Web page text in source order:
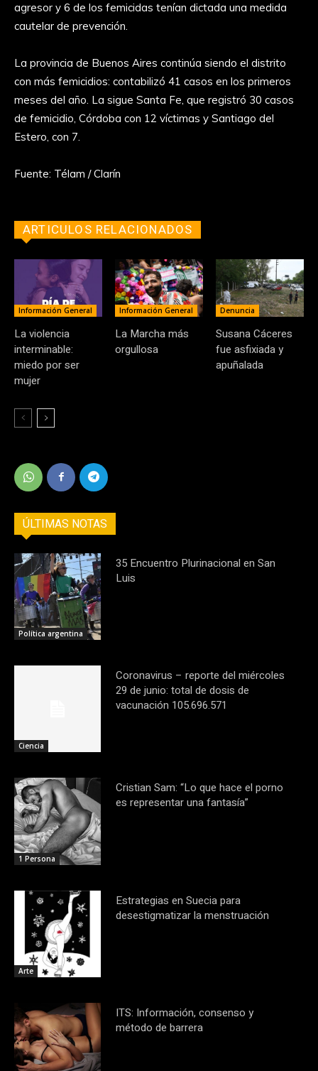
agresor y 6 de los femicidas tenían dictada una medida
cautelar de prevención.
La provincia de Buenos Aires continúa siendo el distrito
con más femicidios: contabilizó 41 casos en los primeros
meses del año. La sigue Santa Fe, que registró 30 casos
de femicidio, Córdoba con 12 víctimas y Santiago del
Estero, con 7.
Fuente: Télam / Clarín
ARTICULOS RELACIONADOS
Información General
La violencia
interminable:
miedo por ser
mujer
Información General
La Marcha más
orgullosa
Denuncia
Susana Cáceres
fue asfixiada y
apuñalada
ÚLTIMAS NOTAS
Política argentina
35 Encuentro Plurinacional en San
Luis
Ciencia
Coronavirus – reporte del miércoles
29 de junio: total de dosis de
vacunación 105.696.571
1 Persona
Cristian Sam: “Lo que hace el porno
es representar una fantasía”
Arte
Estrategias en Suecia para
desestigmatizar la menstruación
ITS: Información, consenso y
método de barrera